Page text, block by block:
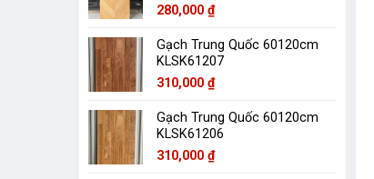
280,000 ₫
Gạch Trung Quốc 60120cm
KLSK61207
310,000 ₫
Gạch Trung Quốc 60120cm
KLSK61206
310,000 ₫